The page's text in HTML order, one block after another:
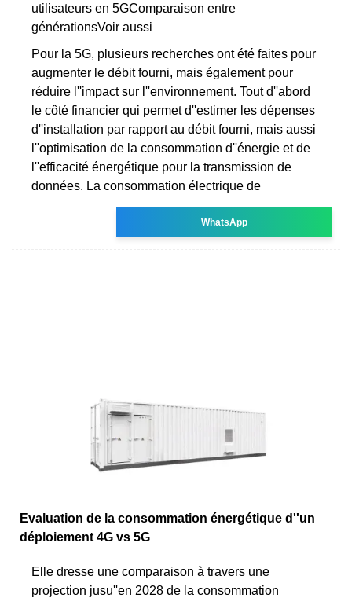
utilisateurs en 5GComparaison entre
générationsVoir aussi
Pour la 5G, plusieurs recherches ont été faites pour
augmenter le débit fourni, mais également pour
réduire l''impact sur l''environnement. Tout d''abord
le côté financier qui permet d''estimer les dépenses
d''installation par rapport au débit fourni, mais aussi
l''optimisation de la consommation d''énergie et de
l''efficacité énergétique pour la transmission de
données. La consommation électrique de
WhatsApp
Evaluation de la consommation énergétique d''un
déploiement 4G vs 5G
Elle dresse une comparaison à travers une
projection jusu''en 2028 de la consommation